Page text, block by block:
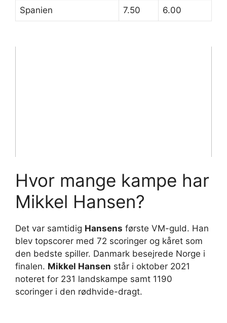
Spanien 7.50 6.00
Hvor mange kampe har
Mikkel Hansen?
Det var samtidig Hansens første VM-guld. Han
blev topscorer med 72 scoringer og kåret som
den bedste spiller. Danmark besejrede Norge i
finalen. Mikkel Hansen står i oktober 2021
noteret for 231 landskampe samt 1190
scoringer i den rødhvide-dragt.